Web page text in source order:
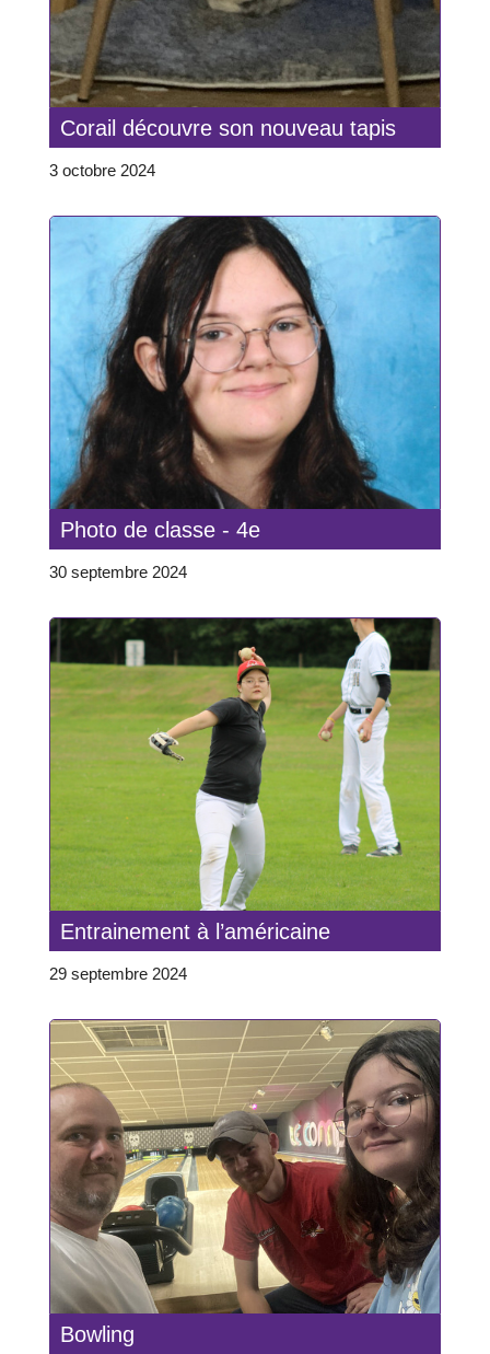
Corail découvre son nouveau tapis
3 octobre 2024
Photo de classe - 4e
30 septembre 2024
Entrainement à l’américaine
29 septembre 2024
Bowling